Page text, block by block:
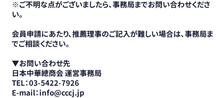
※ご不明な点がございましたら、事務局までお問い合わせくださ
い。
会員申請にあたり、推薦理事のご記入が難しい場合は、事務局ま
でご相談ください。
▼お問い合わせ先
日本中華總商会 運営事務局
TEL：03-5422-7926
E-mail：info@cccj.jp